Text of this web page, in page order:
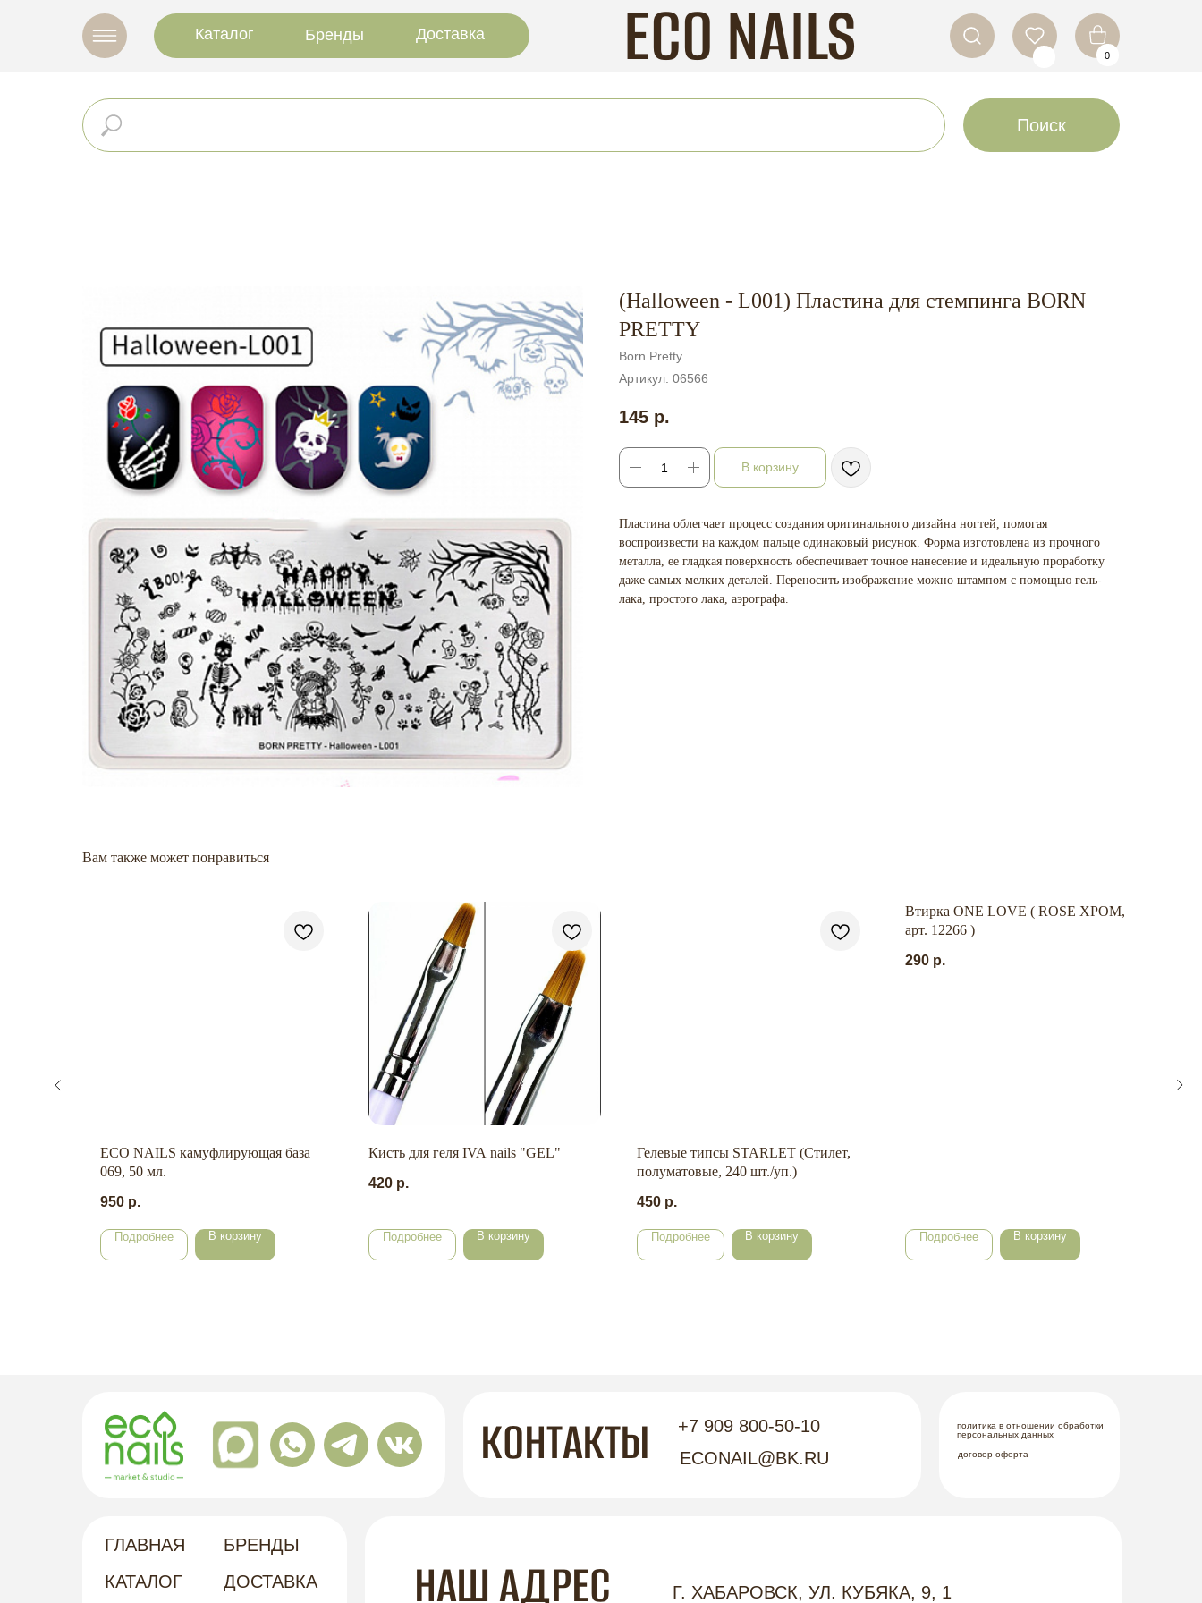
0
ECO NAILS
Доставка
Каталог Бренды
Поиск
(Halloween - L001) Пластина для стемпинга BORN
PRETTY
Born Pretty
Артикул: 06566
145 р.
В корзину
Пластина облегчает процесс создания оригинального дизайна ногтей, помогая
воспроизвести на каждом пальце одинаковый рисунок. Форма изготовлена из прочного
металла, ее гладкая поверхность обеспечивает точное нанесение и идеальную проработку
даже самых мелких деталей. Переносить изображение можно штампом с помощью гель-
лака, простого лака, аэрографа.
Вам также может понравиться
ECO NAILS камуфлирующая база
069, 50 мл.
950 р.
Подробнее В корзину
Кисть для геля IVA nails "GEL"
420 р.
Подробнее В корзину
Гелевые типсы STARLET (Стилет,
полуматовые, 240 шт./уп.)
450 р.
Подробнее В корзину
Втирка ONE LOVE ( ROSE ХРОМ,
арт. 12266 )
290 р.
Подробнее В корзину
КАТАЛОГ
БРЕНДЫ
ДОСТАВКА
КОНТАКТЫ
ГЛАВНАЯ
+7 909 800-50-10
ECONAIL@BK.RU
Г. ХАБАРОВСК, УЛ. КУБЯКА, 9, 1
НАШ АДРЕС
политика в отношении обработки
персональных данных
договор-оферта